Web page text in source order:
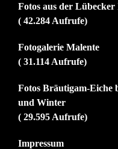
Fotos aus der
( 42.284 Aufrufe)
Fotogalerie Malente
( 31.114 Aufrufe)
Fotos Bräutigam-Eiche
und Winter
( 29.595 Aufrufe)
Impressum